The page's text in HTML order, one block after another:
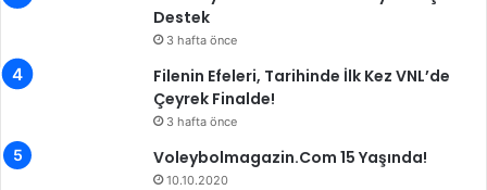
s
o
r
k
o
Destek
3 hafta önce
Filenin Efeleri, Tarihinde İlk Kez VNL’de
Çeyrek Finalde!
3 hafta önce
Voleybolmagazin.Com 15 Yaşında!
10.10.2020